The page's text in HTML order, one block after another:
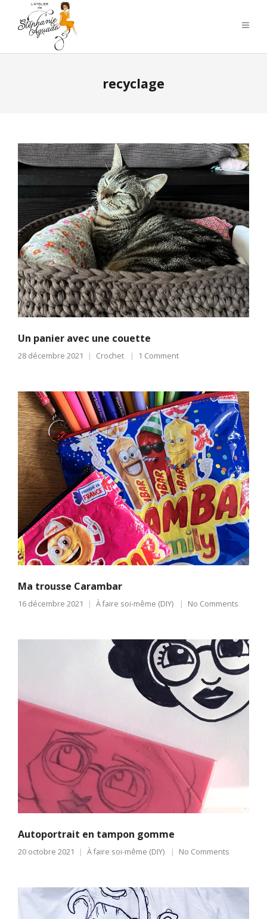
recyclage
Un panier avec une couette
28 décembre 2021 Crochet 1 Comment
Ma trousse Carambar
16 décembre 2021 À faire soi-même (DIY) No Comments
Autoportrait en tampon gomme
20 octobre 2021 À faire soi-même (DIY) No Comments